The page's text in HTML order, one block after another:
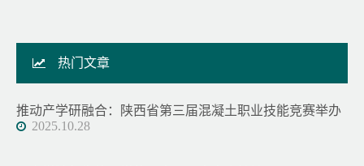
热门文章
推动产学研融合：陕西省第三届混凝土职业技能竞赛举办
2025.10.28